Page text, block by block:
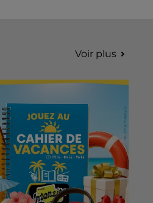
Voir plus